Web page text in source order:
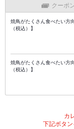
クーポ
焼鳥がたくさん食べたい
（税込）】
焼鳥がたくさん食べたい
（税込）】
カ
下記ボタ